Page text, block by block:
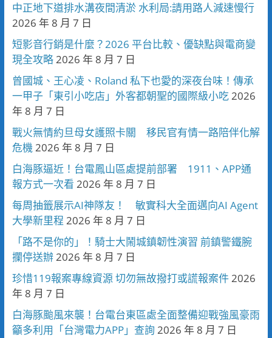
中正地下道排水溝夜間清淤 水利局:請用路人減速慢行
2026 年 8 月 7 日
短影音行銷是什麼？2026 平台比較、優缺點與電商變
現全攻略2026 年 8 月 7 日
曾國城、王心凌、Roland 私下也愛的深夜台味！傳承
一甲子「東引小吃店」外客都朝聖的國際級小吃2026
年 8 月 7 日
戰火無情約旦母女護照卡關 移民官有情一路陪伴化解
危機2026 年 8 月 7 日
白海豚逼近！台電鳳山區處提前部署 1911、APP通
報方式一次看 2026 年 8 月 7 日
每周抽籤展示AI神隊友！ 敏實科大全面邁向AI Agent
大學新里程 2026 年 8 月 7 日
「路不是你的」！騎士大鬧城鎮韌性演習 前鎮警鐵腕
攔停送辦2026 年 8 月 7 日
珍惜119報案專線資源 切勿無故撥打或謊報案件2026
年 8 月 7 日
白海豚颱風來襲！台電台東區處全面整備迎戰強風豪雨
籲多利用「台灣電力APP」查詢 2026 年 8 月 7 日